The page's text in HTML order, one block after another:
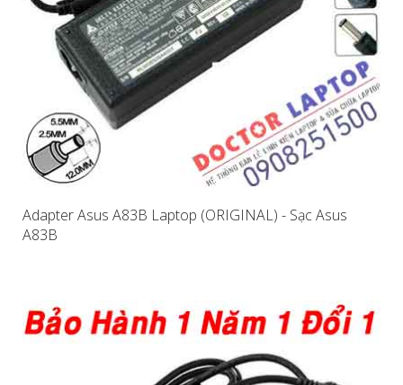
Adapter Asus A83B Laptop (ORIGINAL) - Sạc Asus
A83B